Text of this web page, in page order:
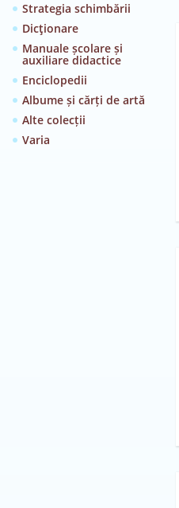
Strategia schimbării
Dicţionare
Manuale școlare și
auxiliare didactice
Enciclopedii
Albume și cărți de artă
Alte colecții
Varia